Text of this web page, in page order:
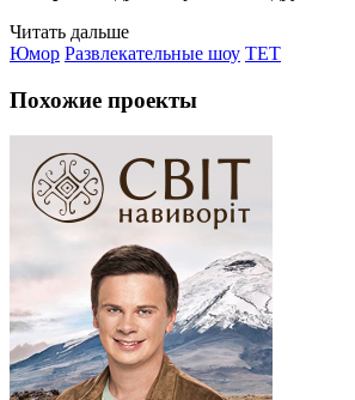
Читать дальше
Юмор Развлекательные шоу TET
Похожие проекты